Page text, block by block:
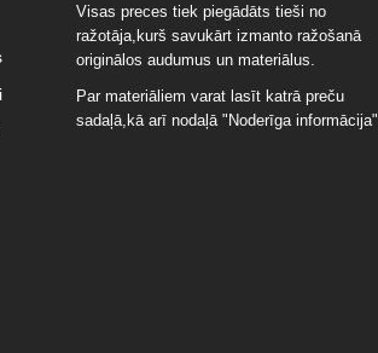
Visas preces tiek piegādāts tieši no
ražotāja,kurš savukārt izmanto ražošanā
originālos audumus un materiālus.
Par materiāliem varat lasīt katrā preču
sadaļā,kā arī nodaļā "Noderīga informācija".